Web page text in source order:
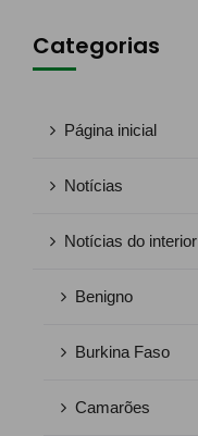
Categorias
Página inicial
Notícias
Notícias do interior
Benigno
Burkina Faso
Camarões